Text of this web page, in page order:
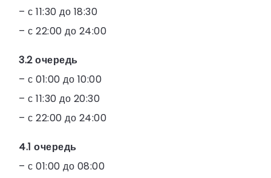
– с 11:30 до 18:30
– с 22:00 до 24:00
3.2 очередь
– с 01:00 до 10:00
– с 11:30 до 20:30
– с 22:00 до 24:00
4.1 очередь
– с 01:00 до 08:00